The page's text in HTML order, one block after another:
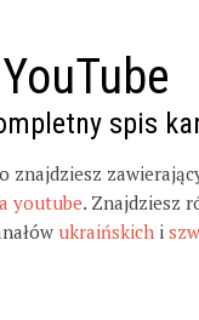
spis
znajdziesz
youtube. Znajdziesz
ukraińskich i